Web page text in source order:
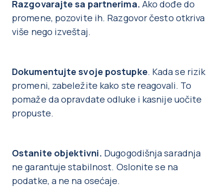
Razgovarajte sa partnerima. Ako dođe do
promene, pozovite ih. Razgovor često otkriva
više nego izveštaj.
Dokumentujte svoje postupke. Kada se rizik
promeni, zabeležite kako ste reagovali. To
pomaže da opravdate odluke i kasnije uočite
propuste.
Ostanite objektivni. Dugogodišnja saradnja
ne garantuje stabilnost. Oslonite se na
podatke, a ne na osećaje.